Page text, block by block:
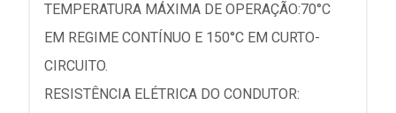
TEMPERATURA MÁXIMA DE OPERAÇÃO:70°C
EM REGIME CONTÍNUO E 150°C EM CURTO-
CIRCUITO.
RESISTÊNCIA ELÉTRICA DO CONDUTOR: